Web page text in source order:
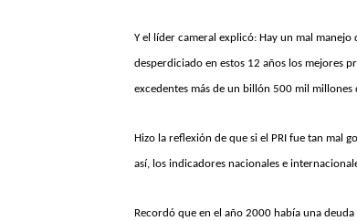
Y el líder cameral explicó: Hay un mal
desperdiciado en estos 12 años los mejores
excedentes más de un billón 500 mil millones
Hizo la reflexión de que si el PRI fue tan mal
así, los indicadores nacionales e
Recordó que en el año 2000 había una